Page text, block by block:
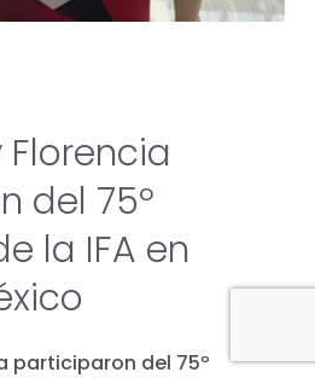
del 75º
la IFA en
participaron del 75º